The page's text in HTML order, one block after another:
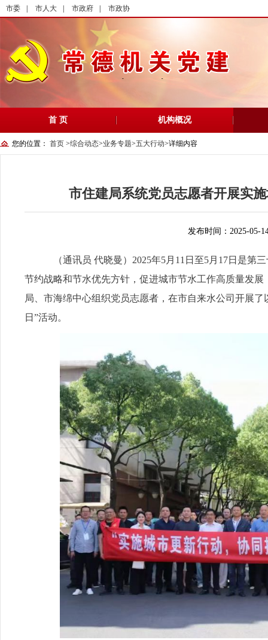
市委 市人大 市政府 市政协
首 页 机构概况
您的位置： 首页 >综合动态>业务专题>五大行动>详细内容
市住建局系统党员志愿者开展实
发布时间：2025-05-
（通讯员 代晓曼）2025年5月11日至5月17日是第
节约战略和节水优先方针，促进城市节水工作高质量发
局、市海绵中心组织党员志愿者，在市自来水公司开展
日”活动。